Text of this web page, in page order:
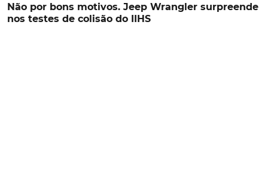
Não por bons motivos. Jeep Wrangler surpreende
nos testes de colisão do IIHS